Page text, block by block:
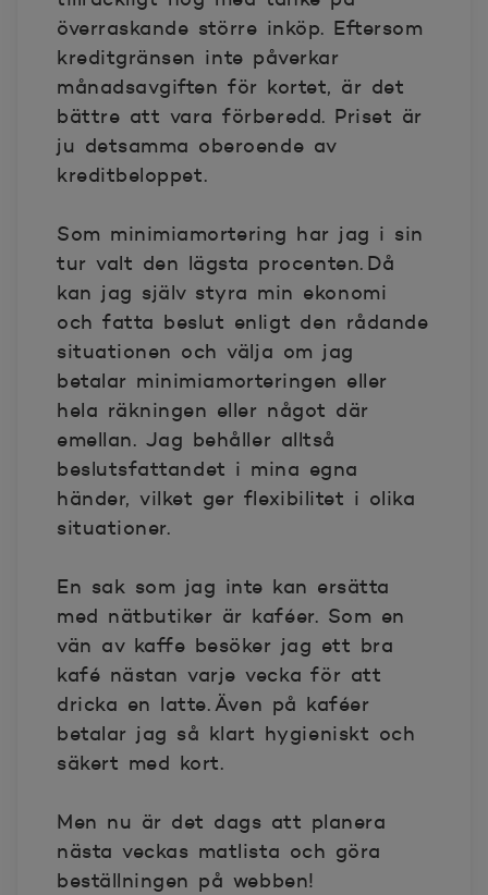
överraskande större inköp. Eftersom
kreditgränsen inte påverkar
månadsavgiften för kortet, är det
bättre att vara förberedd. Priset är
ju detsamma oberoende av
kreditbeloppet.
Som minimiamortering har jag i sin
tur valt den lägsta procenten. Då
kan jag själv styra min ekonomi
och fatta beslut enligt den rådande
situationen och välja om jag
betalar minimiamorteringen eller
hela räkningen eller något där
emellan. Jag behåller alltså
beslutsfattandet i mina egna
händer, vilket ger flexibilitet i olika
situationer.
En sak som jag inte kan ersätta
med nätbutiker är kaféer. Som en
vän av kaffe besöker jag ett bra
kafé nästan varje vecka för att
dricka en latte. Även på kaféer
betalar jag så klart hygieniskt och
säkert med kort.
Men nu är det dags att planera
nästa veckas matlista och göra
beställningen på webben!